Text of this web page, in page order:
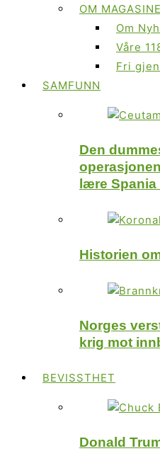
OM
Om
Våre
Fri
SAMFUNN
Den
lære Spania
Historien
Norges
krig mot
BEVISSTHET
Donald